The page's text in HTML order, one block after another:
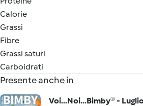
Calorie
Grassi
Fibre
Grassi saturi
Carboidrati
Presente anche in
Voi...Noi...Bimby® -